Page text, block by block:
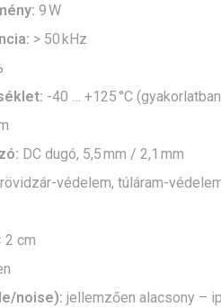
9 W
> 50 kHz
-40 … +125 °C
DC dugó, 5,5 mm / 2,1 mm
rövidzár-védelem, túláram-
2 cm
noise): jellemzően alacsony –